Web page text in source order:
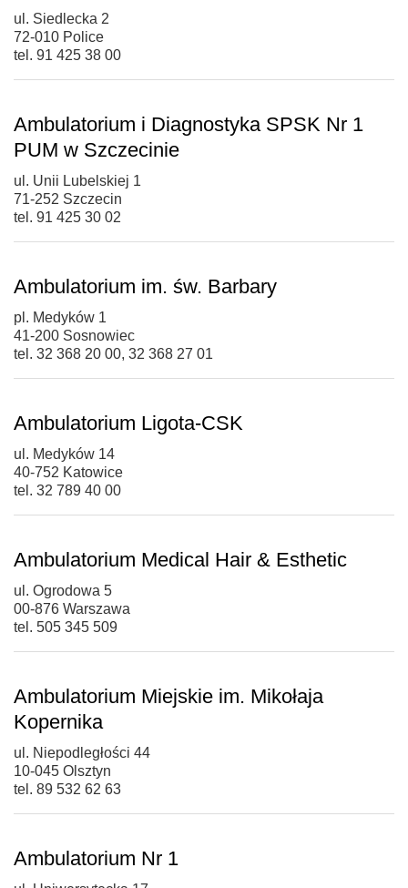
ul. Siedlecka 2
72-010 Police
tel. 91 425 38 00
Ambulatorium i Diagnostyka SPSK Nr 1
PUM w Szczecinie
ul. Unii Lubelskiej 1
71-252 Szczecin
tel. 91 425 30 02
Ambulatorium im. św. Barbary
pl. Medyków 1
41-200 Sosnowiec
tel. 32 368 20 00, 32 368 27 01
Ambulatorium Ligota-CSK
ul. Medyków 14
40-752 Katowice
tel. 32 789 40 00
Ambulatorium Medical Hair & Esthetic
ul. Ogrodowa 5
00-876 Warszawa
tel. 505 345 509
Ambulatorium Miejskie im. Mikołaja
Kopernika
ul. Niepodległości 44
10-045 Olsztyn
tel. 89 532 62 63
Ambulatorium Nr 1